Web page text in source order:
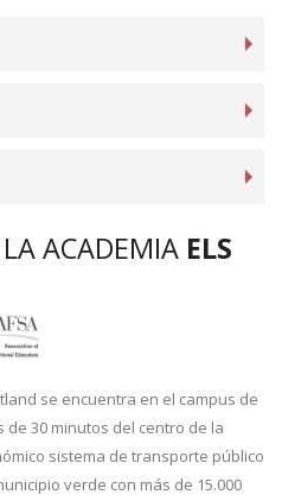
ACADEMIA ELS
se encuentra en el campus de
de 30 minutos del centro de la
sistema de transporte público
verde con más de 15.000